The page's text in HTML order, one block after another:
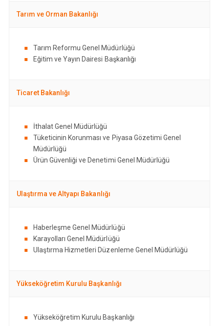
Tarım ve Orman Bakanlığı
Tarım Reformu Genel Müdürlüğü
Eğitim ve Yayın Dairesi Başkanlığı
Ticaret Bakanlığı
İthalat Genel Müdürlüğü
Tüketicinin Korunması ve Piyasa Gözetimi Genel
Müdürlüğü
Ürün Güvenliği ve Denetimi Genel Müdürlüğü
Ulaştırma ve Altyapı Bakanlığı
Haberleşme Genel Müdürlüğü
Karayolları Genel Müdürlüğü
Ulaştırma Hizmetleri Düzenleme Genel Müdürlüğü
Yükseköğretim Kurulu Başkanlığı
Yükseköğretim Kurulu Başkanlığı